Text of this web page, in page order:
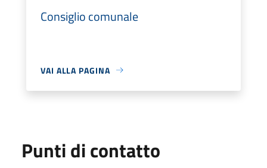
Consiglio comunale
VAI ALLA PAGINA
Punti di contatto